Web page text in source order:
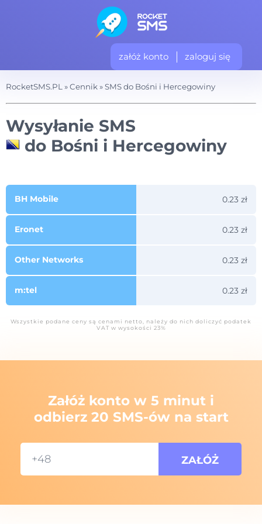
załóż konto zaloguj się
RocketSMS.PL »Cennik»SMS do Bośni i Hercegowiny
Wysyłanie SMS
do Bośni i Hercegowiny
BH Mobile 0.23 zł
Eronet 0.23 zł
Other Networks 0.23 zł
m:tel 0.23 zł
Wszystkie podane ceny są cenami netto, należy do nich doliczyć podatek
VAT w wysokości 23%
Załóż konto w 5 minut i
odbierz 20 SMS-ów na start